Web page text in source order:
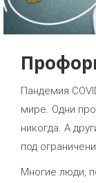
Пандемия
мире. Одни
никогда. А
под
Многие люди,